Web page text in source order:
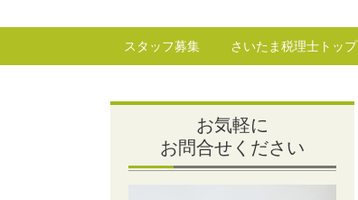
スタッフ募集 さいたま税理士トップ
お気軽に
お問合せください